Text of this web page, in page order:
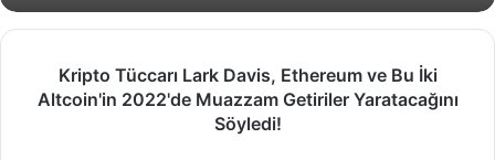
Tüccarı
Lark
Kripto Tüccarı Lark Davis, Ethereum ve Bu İki
Altcoin'in 2022'de Muazzam Getiriler Yaratacağını
Söyledi!